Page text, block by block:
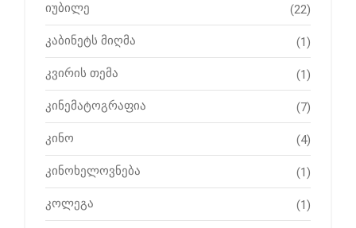
იუბილე (22)
კაბინეტს მიღმა (1)
კვირის თემა (1)
კინემატოგრაფია (7)
კინო (4)
კინოხელოვნება (1)
კოლეგა (1)